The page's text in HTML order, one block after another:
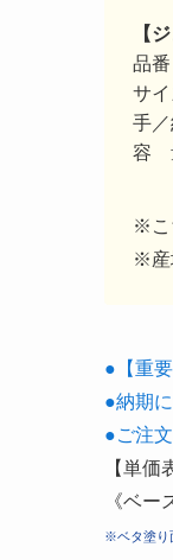
【
品
サ
手／
容
※こ
※産
●【重
●納期
●ご注
【単
《ベ
※ベタ塗り